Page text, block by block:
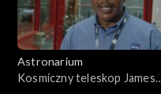
Astronarium
Kosmiczny teleskop Jamesa